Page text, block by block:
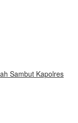
Sambut Kapolres